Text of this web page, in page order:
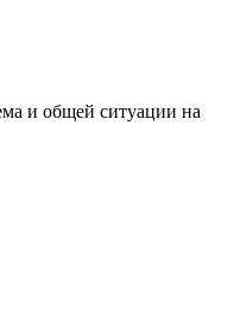
и общей ситуации на